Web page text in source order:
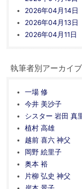
2026年04月14日
2026年04月13日
2026年04月11日
執筆者別アーカイブ
一場 修
今井 美沙子
シスター 岩田 真
植村 高雄
越前 喜六 神父
岡野 絵里子
奥本 裕
片柳 弘史 神父